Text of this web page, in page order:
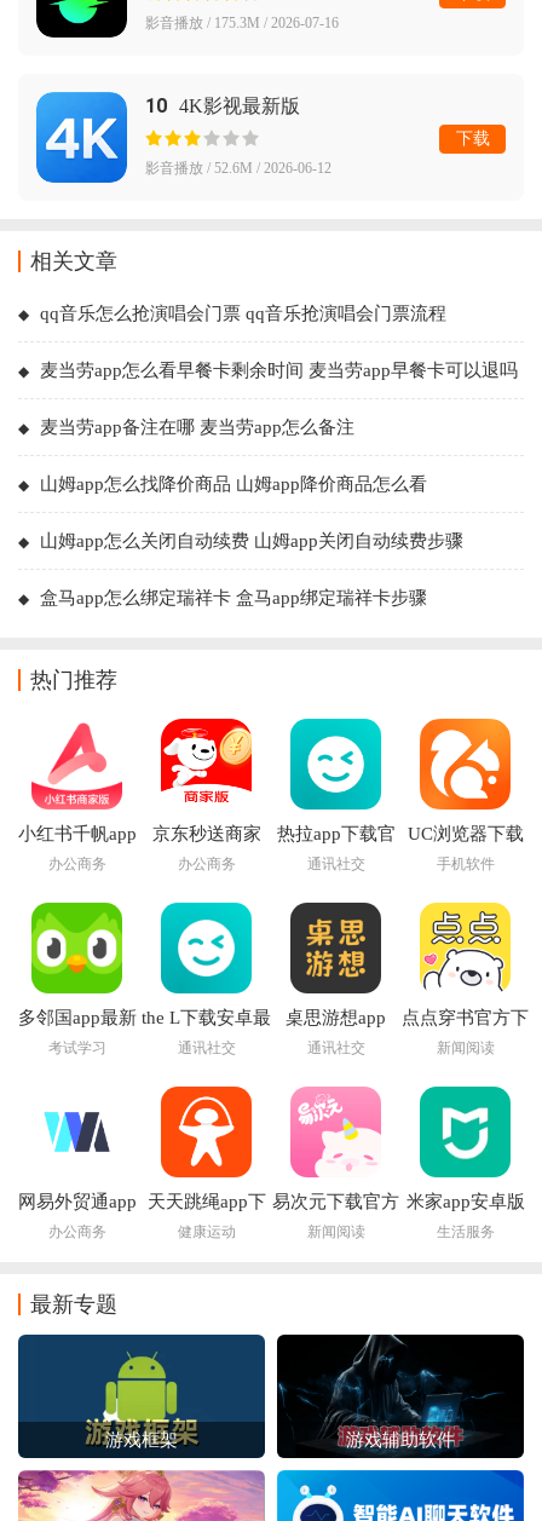
影音播放 / 175.3M / 2026-07-16
10 4K影视最新版
影音播放 / 52.6M / 2026-06-12
下载
相关文章
qq音乐怎么抢演唱会门票 qq音乐抢演唱会门票流程
麦当劳app怎么看早餐卡剩余时间 麦当劳app早餐卡可以退吗
麦当劳app备注在哪 麦当劳app怎么备注
山姆app怎么找降价商品 山姆app降价商品怎么看
山姆app怎么关闭自动续费 山姆app关闭自动续费步骤
盒马app怎么绑定瑞祥卡 盒马app绑定瑞祥卡步骤
热门推荐
小红书千帆app
下载
办公商务
京东秒送商家
app下载最新版
办公商务
热拉app下载官
方(the L)
通讯社交
UC浏览器下载
安装2026最新版
手机软件
多邻国app最新
版
考试学习
the L下载安卓最
新版本2026
通讯社交
桌思游想app
通讯社交
点点穿书官方下
载安装
新闻阅读
网易外贸通app
办公商务
天天跳绳app下
载安装免费
健康运动
易次元下载官方
app
新闻阅读
米家app安卓版
生活服务
最新专题
游戏框架 游戏辅助软件